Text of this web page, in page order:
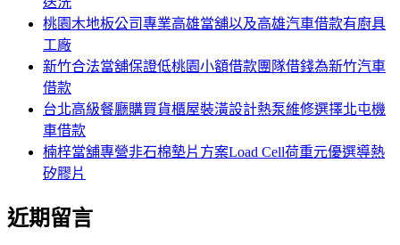
桃園木地板公司專業高雄當舖以及高雄汽車借款有廚具
工廠
新竹合法當舖保證低桃園小額借款團隊借錢為新竹汽車
借款
台北高級餐廳購買貨櫃屋裝潢設計熱泵維修選擇北屯機
車借款
楠梓當舖專營非石棉墊片方案Load Cell荷重元優選導熱
矽膠片
近期留言